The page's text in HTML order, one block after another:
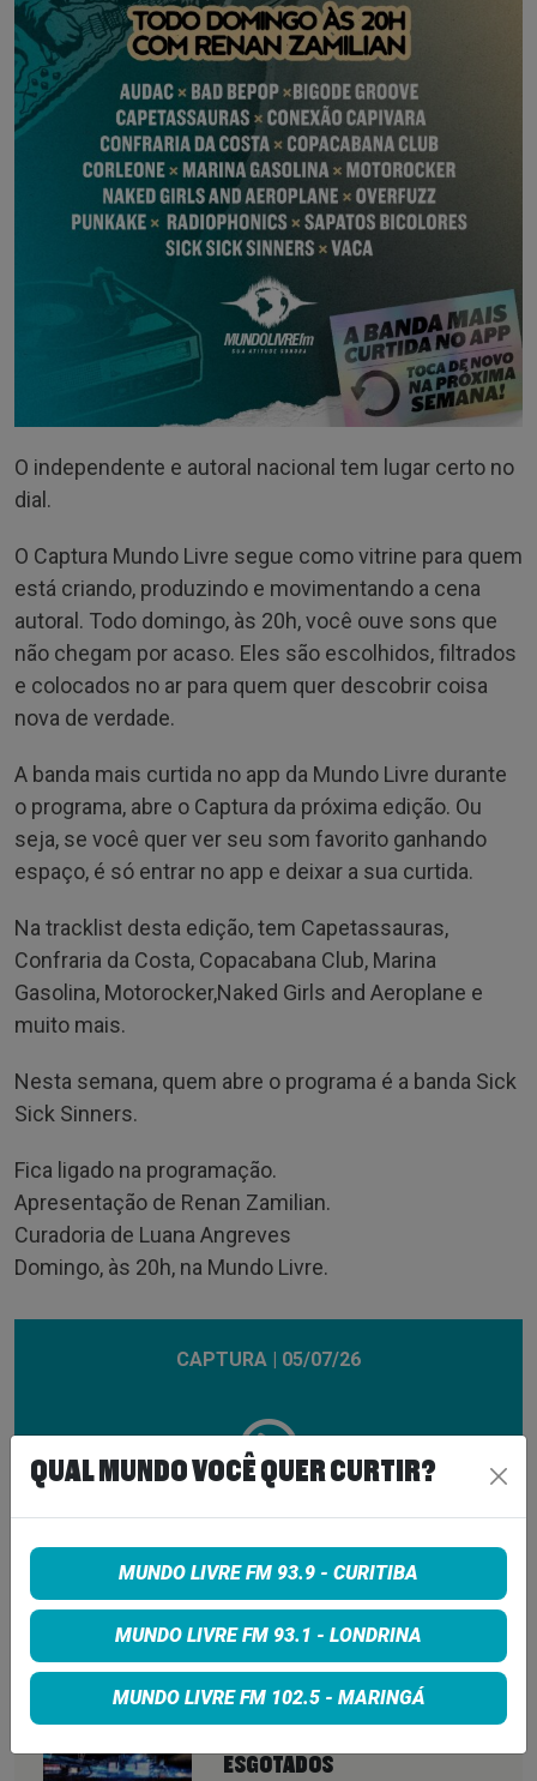
O independente e autoral nacional tem lugar certo no
dial.
O Captura Mundo Livre segue como vitrine para quem
está criando, produzindo e movimentando a cena
autoral. Todo domingo, às 20h, você ouve sons que
não chegam por acaso. Eles são escolhidos, filtrados
e colocados no ar para quem quer descobrir coisa
nova de verdade.
A banda mais curtida no app da Mundo Livre durante
o programa, abre o Captura da próxima edição. Ou
seja, se você quer ver seu som favorito ganhando
espaço, é só entrar no app e deixar a sua curtida.
Na tracklist desta edição, tem Capetassauras,
Confraria da Costa, Copacabana Club, Marina
Gasolina, Motorocker,Naked Girls and Aeroplane e
muito mais.
Nesta semana, quem abre o programa é a banda Sick
Sick Sinners.
Fica ligado na programação.
Apresentação de Renan Zamilian.
Curadoria de Luana Angreves
Domingo, às 20h, na Mundo Livre.
CAPTURA | 05/07/26
VEJA TAMBÉM
ROCK IN RIO 2026 ABRE NOVA
CHANCE PARA FÃS: INGRESSOS
ESGOTADOS
QUAL MUNDO VOCÊ QUER CURTIR?
MUNDO LIVRE FM 93.9 - CURITIBA
MUNDO LIVRE FM 93.1 - LONDRINA
MUNDO LIVRE FM 102.5 - MARINGÁ